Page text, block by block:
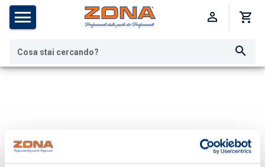
Cosa stai cercando?